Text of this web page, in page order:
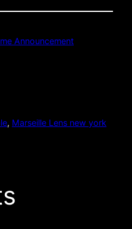
Announcement
, Marseille Lens new york